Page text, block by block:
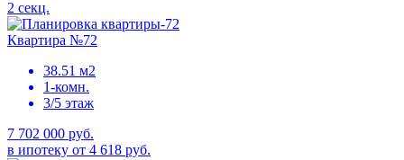
2 секц.
Квартира №72
38.51 м2
1-комн.
3/5 этаж
7 702 000 руб.
в ипотеку от 4 618 руб.